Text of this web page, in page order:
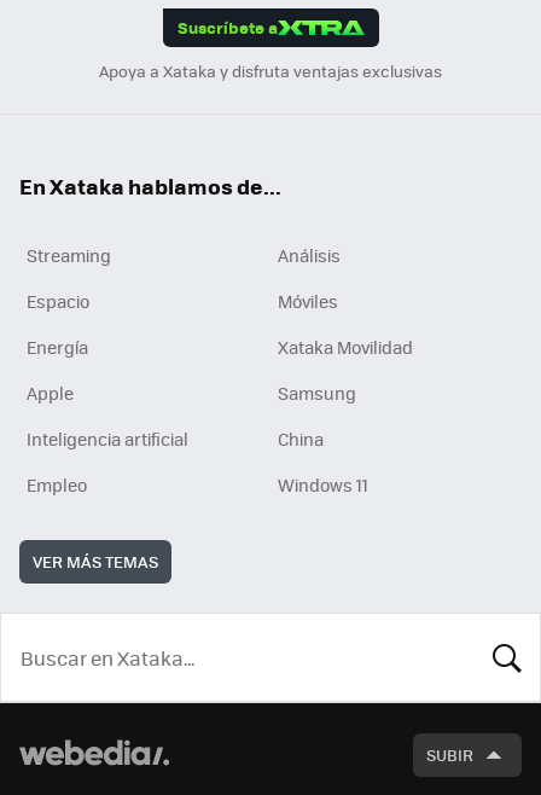
Suscríbete a
Apoya a Xataka y disfruta ventajas exclusivas
En Xataka hablamos de...
Streaming
Análisis
Espacio
Móviles
Energía
Xataka Movilidad
Apple
Samsung
Inteligencia artificial
China
Empleo
Windows 11
VER MÁS TEMAS
SUBIR